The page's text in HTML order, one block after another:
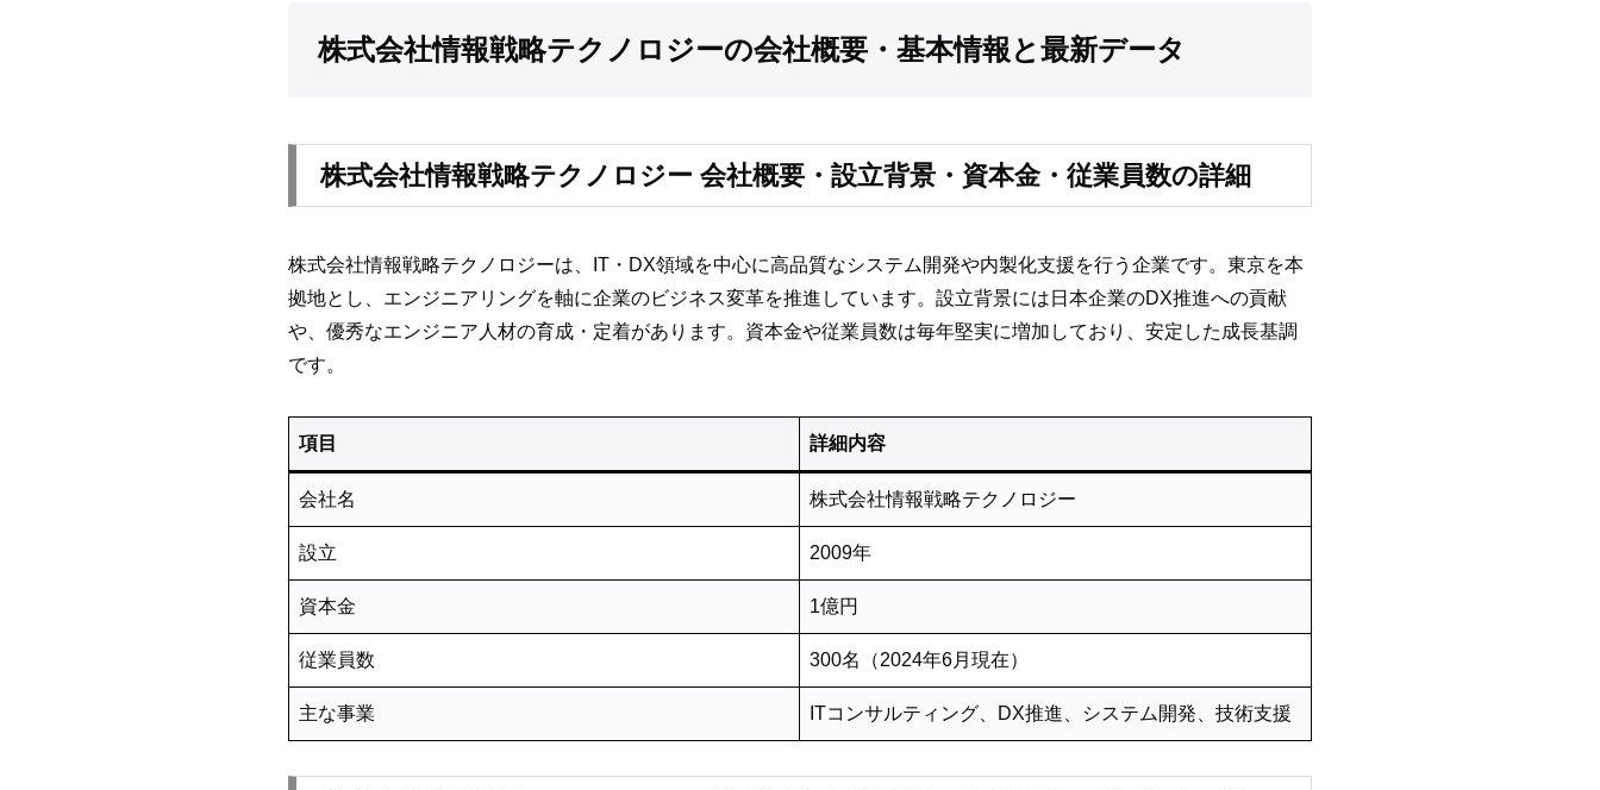
株式会社情報戦略テクノロジーの会社概要・基本情報と最新データ
株式会社情報戦略テクノロジー 会社概要・設立背景・資本金・従業員数の詳細
株式会社情報戦略テクノロジーは、IT・DX領域を中心に高品質なシステム開発や内製化支援を行う企業です。東京を本
拠地とし、エンジニアリングを軸に企業のビジネス変革を推進しています。設立背景には日本企業のDX推進への貢献
や、優秀なエンジニア人材の育成・定着があります。資本金や従業員数は毎年堅実に増加しており、安定した成長基調
です。
項目 詳細内容
会社名 株式会社情報戦略テクノロジー
設立 2009年
資本金 1億円
従業員数 300名（2024年6月現在）
主な事業 ITコンサルティング、DX推進、システム開発、技術支援